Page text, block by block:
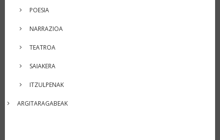
POESIA
NARRAZIOA
TEATROA
SAIAKERA
ITZULPENAK
ARGITARAGABEAK